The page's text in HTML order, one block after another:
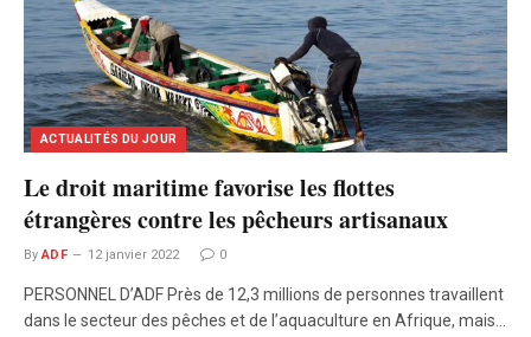
ACTUALITÉS DU JOUR
Le droit maritime favorise les flottes
étrangères contre les pêcheurs artisanaux
By ADF 12 janvier 2022 0
PERSONNEL D’ADF Près de 12,3 millions de personnes travaillent
dans le secteur des pêches et de l’aquaculture en Afrique, mais…